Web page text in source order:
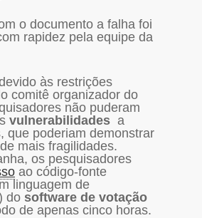
o documento a falha foi
rapidez pela equipe da
às restrições
comitê organizador do
não puderam
vulnerabilidades a
que poderiam demonstrar
mais fragilidades.
os pesquisadores
ao código-fonte
linguagem de
do software de votação
de apenas cinco horas.